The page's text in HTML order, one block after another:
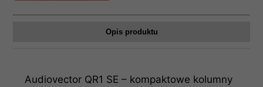
Opis produktu
Audiovector QR1 SE – kompaktowe kolumny